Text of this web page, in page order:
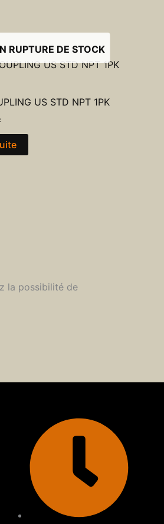
RUPTURE DE STOCK
US STD NPT 1PK
la possibilité de